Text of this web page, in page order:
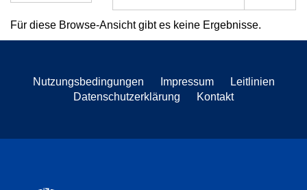
Für diese Browse-Ansicht gibt es keine Ergebnisse.
Nutzungsbedingungen Impressum
Leitlinien
Datenschutzerklärung
Kontakt